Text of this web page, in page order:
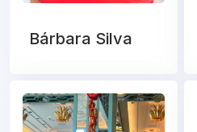
Bárbara Silva